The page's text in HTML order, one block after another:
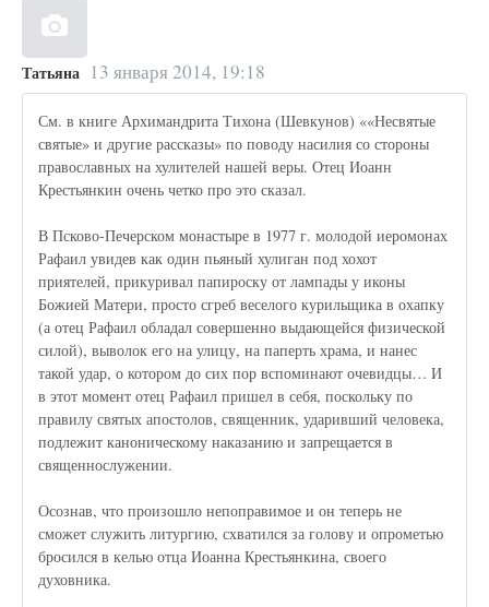
Татьяна 13 января 2014, 19:18
См. в книге Архимандрита Тихона (Шевкунов) ««Несвятые
святые» и другие рассказы» по поводу насилия со стороны
православных на хулителей нашей веры. Отец Иоанн
Крестьянкин очень четко про это сказал.
В Псково-Печерском монастыре в 1977 г. молодой иеромонах
Рафаил увидев как один пьяный хулиган под хохот
приятелей, прикуривал папироску от лампады у иконы
Божией Матери, просто сгреб веселого курильщика в охапку
(а отец Рафаил обладал совершенно выдающейся физической
силой), выволок его на улицу, на паперть храма, и нанес
такой удар, о котором до сих пор вспоминают очевидцы… И
в этот момент отец Рафаил пришел в себя, поскольку по
правилу святых апостолов, священник, ударивший человека,
подлежит каноническому наказанию и запрещается в
священнослужении.
Осознав, что произошло непоправимое и он теперь не
сможет служить литургию, схватился за голову и опрометью
бросился в келью отца Иоанна Крестьянкина, своего
духовника.